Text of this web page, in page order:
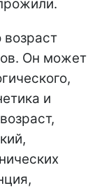
возраст
Он может
и